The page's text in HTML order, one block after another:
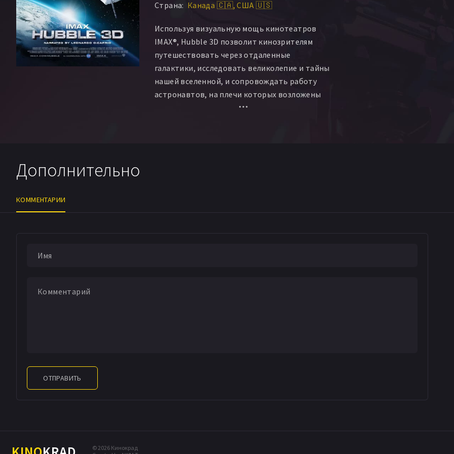
Страна: Канада 🇨🇦 США 🇺🇸
Используя визуальную мощь кинотеатров
IMAX®, Hubble 3D позволит кинозрителям
путешествовать через отдаленные
галактики, исследовать великолепие и тайны
нашей вселенной, и сопровождать работу
астронавтов, на плечи которых возложены
самые трудные и важные задачи в истории
Дополнительно
КОММЕНТАРИИ
ОТПРАВИТЬ
© 2026 Кинокрад